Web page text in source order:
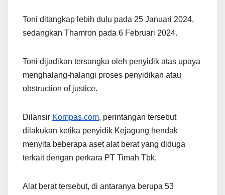
Toni ditangkap lebih dulu pada 25 Januari 2024,
sedangkan Thamron pada 6 Februari 2024.
Toni dijadikan tersangka oleh penyidik atas upaya
menghalang-halangi proses penyidikan atau
obstruction of justice.
Dilansir Kompas.com, perintangan tersebut
dilakukan ketika penyidik Kejagung hendak
menyita beberapa aset alat berat yang diduga
terkait dengan perkara PT Timah Tbk.
Alat berat tersebut, di antaranya berupa 53